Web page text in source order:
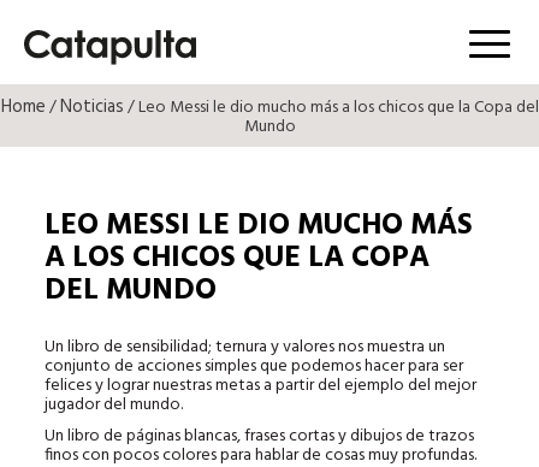
Menú
Home/Noticias/ Leo Messi le dio mucho más a los chicos que la Copa del
Mundo
LEO MESSI LE DIO MUCHO MÁS
A LOS CHICOS QUE LA COPA
DEL MUNDO
Un libro de sensibilidad; ternura y valores nos muestra un
conjunto de acciones simples que podemos hacer para ser
felices y lograr nuestras metas a partir del ejemplo del mejor
jugador del mundo.
Un libro de páginas blancas, frases cortas y dibujos de trazos
finos con pocos colores para hablar de cosas muy profundas.